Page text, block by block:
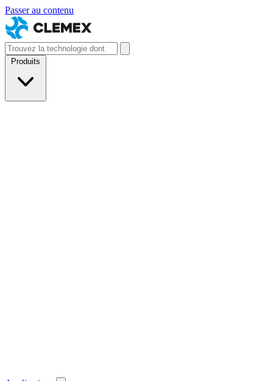
Passer au contenu
Produits